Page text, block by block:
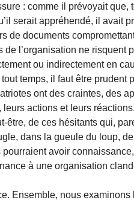
: comme il prévoyait que,
serait appréhendé, il avait
de documents
l’organisation ne risquent
ou indirectement en
temps, il faut être prudent
ont des craintes, des
actions et leurs
être, de ces hésitants qui,
dans la gueule du loup,
avoir
à une organisation
Ensemble, nous examinons